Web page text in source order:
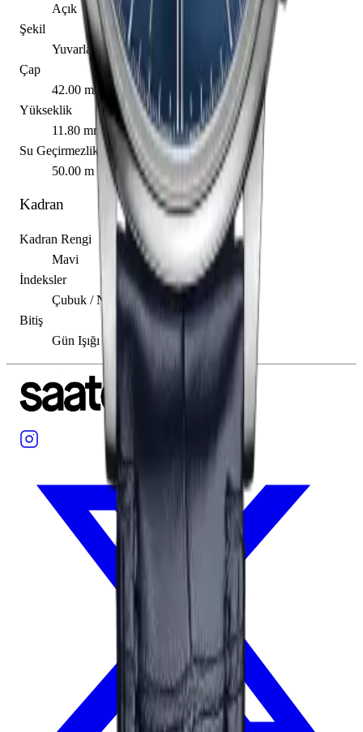
Açık
Şekil
Yuvarlak
Çap
42.00 mm
Yükseklik
11.80 mm
Su Geçirmezlik
50.00 m
Kadran
Kadran Rengi
Mavi
İndeksler
Çubuk / Nokta
Bitiş
Gün Işığı